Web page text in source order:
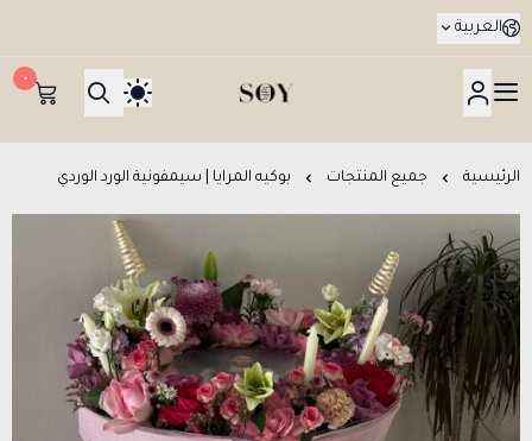
العربية
هدايا جدة SOY Gifts بتوصيل في نفس اليوم
٠
الرئيسية جميع المنتجات بوكيه المرايا | سيمفونية الورد الوردي